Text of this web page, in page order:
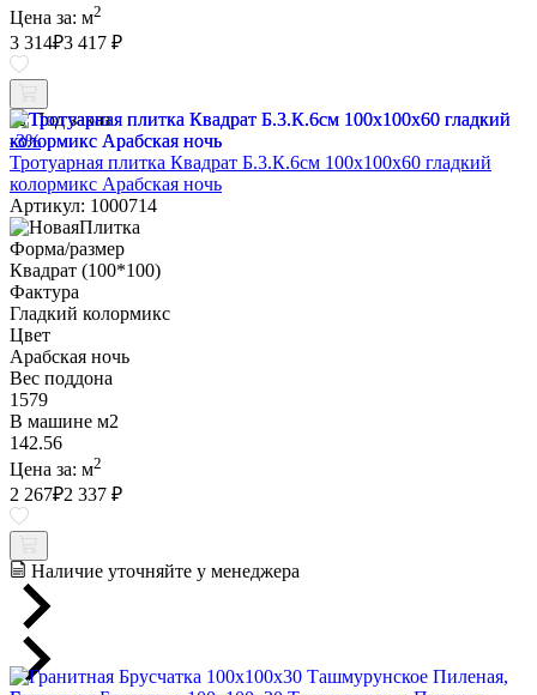
Цена за: м2
3 314₽3 417 ₽
Под заказ
-3%
Тротуарная плитка Квадрат Б.3.К.6см 100х100х60 гладкий
колормикс Арабская ночь
Артикул: 1000714
Форма/размер
Квадрат (100*100)
Фактура
Гладкий колормикс
Цвет
Арабская ночь
Вес поддона
1579
В машине м2
142.56
Цена за: м2
2 267₽2 337 ₽
Наличие уточняйте у менеджера